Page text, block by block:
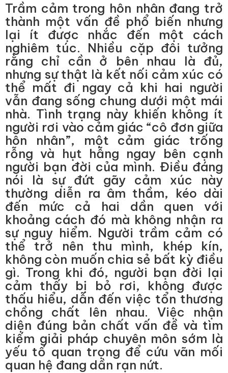
Trầm cảm trong hôn nhân đang trở
thành một vấn đề phổ biến nhưng
lại ít được nhắc đến một cách
nghiêm túc. Nhiều cặp đôi tưởng
rằng chỉ cần ở bên nhau là đủ,
nhưng sự thật là kết nối cảm xúc có
thể mất đi ngay cả khi hai người
vẫn đang sống chung dưới một mái
nhà. Tình trạng này khiến không ít
người rơi vào cảm giác “cô đơn giữa
hôn nhân”, một cảm giác trống
rỗng và hụt hẫng ngay bên cạnh
người bạn đời của mình. Điều đáng
nói là sự đứt gãy cảm xúc này
thường diễn ra âm thầm, kéo dài
đến mức cả hai dần quen với
khoảng cách đó mà không nhận ra
sự nguy hiểm. Người trầm cảm có
thể trở nên thu mình, khép kín,
không còn muốn chia sẻ bất kỳ điều
gì. Trong khi đó, người bạn đời lại
cảm thấy bị bỏ rơi, không được
thấu hiểu, dẫn đến việc tổn thương
chồng chất lên nhau. Việc nhận
diện đúng bản chất vấn đề và tìm
kiếm giải pháp chuyên môn sớm là
yếu tố quan trọng để cứu vãn mối
quan hệ đang dần rạn nứt.